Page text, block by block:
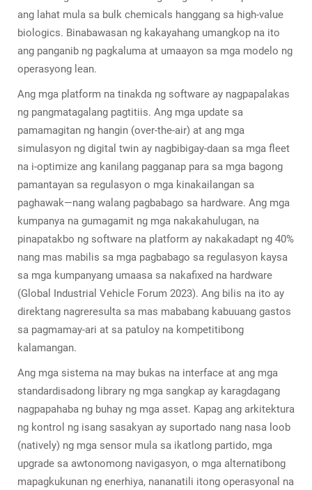
ang lahat mula sa bulk chemicals hanggang sa high-value
biologics. Binabawasan ng kakayahang umangkop na ito
ang panganib ng pagkaluma at umaayon sa mga modelo ng
operasyong lean.
Ang mga platform na tinakda ng software ay nagpapalakas
ng pangmatagalang pagtitiis. Ang mga update sa
pamamagitan ng hangin (over-the-air) at ang mga
simulasyon ng digital twin ay nagbibigay-daan sa mga fleet
na i-optimize ang kanilang pagganap para sa mga bagong
pamantayan sa regulasyon o mga kinakailangan sa
paghawak—nang walang pagbabago sa hardware. Ang mga
kumpanya na gumagamit ng mga nakakahulugan, na
pinapatakbo ng software na platform ay nakakadapt ng 40%
nang mas mabilis sa mga pagbabago sa regulasyon kaysa
sa mga kumpanyang umaasa sa nakafixed na hardware
(Global Industrial Vehicle Forum 2023). Ang bilis na ito ay
direktang nagreresulta sa mas mababang kabuuang gastos
sa pagmamay-ari at sa patuloy na kompetitibong
kalamangan.
Ang mga sistema na may bukas na interface at ang mga
standardisadong library ng mga sangkap ay karagdagang
nagpapahaba ng buhay ng mga asset. Kapag ang arkitektura
ng kontrol ng isang sasakyan ay suportado nang nasa loob
(natively) ng mga sensor mula sa ikatlong partido, mga
upgrade sa awtonomong navigasyon, o mga alternatibong
mapagkukunan ng enerhiya, nananatili itong operasyonal na